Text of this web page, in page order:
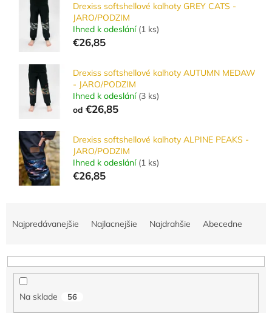
Drexiss softshellové kalhoty GREY CATS -
JARO/PODZIM
Ihned k odeslání (1 ks)
€26,85
Drexiss softshellové kalhoty AUTUMN MEDAW
- JARO/PODZIM
Ihned k odeslání (3 ks)
od €26,85
Drexiss softshellové kalhoty ALPINE PEAKS -
JARO/PODZIM
Ihned k odeslání (1 ks)
€26,85
n
Najpredávanejšie Najlacnejšie Najdrahšie Abecedne
Na sklade 56